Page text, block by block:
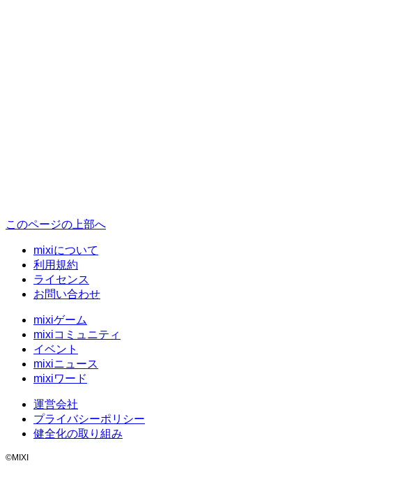
このページの上部へ
mixiについて
利用規約
ライセンス
お問い合わせ
mixiゲーム
mixiコミュニティ
イベント
mixiニュース
mixiワード
運営会社
プライバシーポリシー
健全化の取り組み
©MIXI